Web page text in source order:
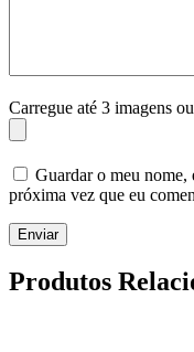
Carregue até 3 imagens
Guardar o meu nome,
próxima vez que eu
Enviar
Produtos